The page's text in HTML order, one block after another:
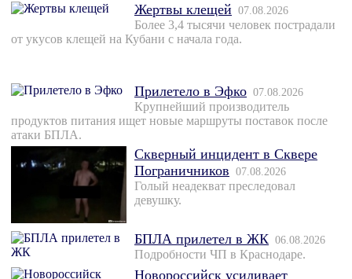
Жертвы клещей 07.08.2026
Более 3,4 тысячи человек пострадали
от укусов клещей на Кубани с начала года.
Прилетело в Эфко 07.08.2026
Крупнейший производитель
продуктов питания ищет новые маршруты поставок после
атаки БПЛА.
Скверный инцидент в Сквере
Пограничников 07.08.2026
Голый неадекват преследовал
девушку.
БПЛА прилетел в ЖК 06.08.2026
Подробности ЧП в Краснодаре.
Новороссийск усиливает